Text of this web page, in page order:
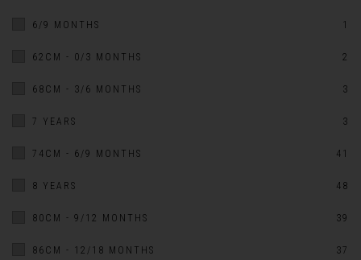
6/9 MONTHS 1
62CM - 0/3 MONTHS 2
68CM - 3/6 MONTHS 3
7 YEARS 3
74CM - 6/9 MONTHS 41
8 YEARS 48
80CM - 9/12 MONTHS 39
86CM - 12/18 MONTHS 37